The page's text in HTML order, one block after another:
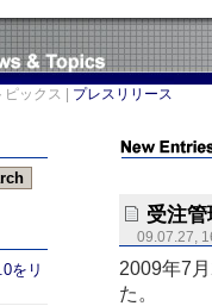
ピックス プレスリリース
受注
09.07.27,
2009年7
た。
をリ